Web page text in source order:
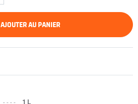
AJOUTER AU PANIER
----
1 L